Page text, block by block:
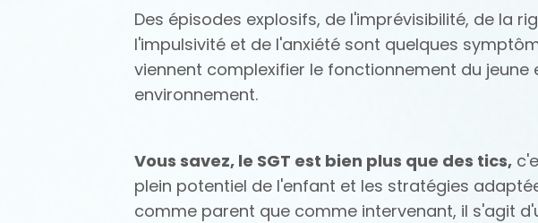
Des épisodes explosifs, de l'imprévisibilité, de la
l'impulsivité et de l'anxiété sont quelques
viennent complexifier le fonctionnement du
environnement.
Vous savez, le SGT est bien plus que des tics,
plein potentiel de l'enfant et les stratégies
comme parent que comme intervenant, il s'agit